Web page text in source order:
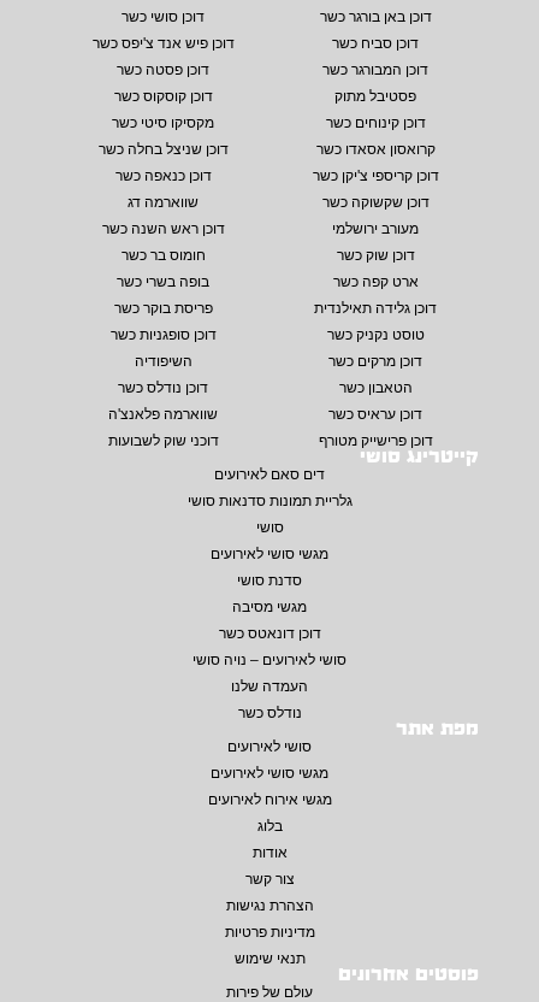
דוכן באן בורגר כשר
דוכן סושי כשר
דוכן סביח כשר
דוכן פיש אנד צ'יפס כשר
דוכן המבורגר כשר
דוכן פסטה כשר
פסטיבל מתוק
דוכן קוסקוס כשר
דוכן קינוחים כשר
מקסיקו סיטי כשר
קרואסון אסאדו כשר
דוכן שניצל בחלה כשר
דוכן קריספי צ'יקן כשר
דוכן כנאפה כשר
דוכן שקשוקה כשר
שווארמה דג
מעורב ירושלמי
דוכן ראש השנה כשר
דוכן שוק כשר
חומוס בר כשר
ארט קפה כשר
בופה בשרי כשר
דוכן גלידה תאילנדית
פריסת בוקר כשר
טוסט נקניק כשר
דוכן סופגניות כשר
דוכן מרקים כשר
השיפודיה
הטאבון כשר
דוכן נודלס כשר
דוכן עראיס כשר
שווארמה פלאנצ'ה
דוכן פרישייק מטורף
דוכני שוק לשבועות
קייטרינג סושי
דים סאם לאירועים
גלריית תמונות סדנאות סושי
סושי
מגשי סושי לאירועים
סדנת סושי
מגשי מסיבה
דוכן דונאטס כשר
סושי לאירועים – נויה סושי
העמדה שלנו
נודלס כשר
פוסטים אחרונים
עולם של פירות
מפת אתר
סושי לאירועים
מגשי סושי לאירועים
מגשי אירוח לאירועים
בלוג
אודות
צור קשר
הצהרת נגישות
מדיניות פרטיות
תנאי שימוש